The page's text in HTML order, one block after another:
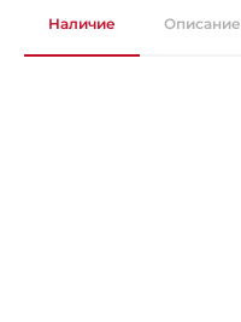
Наличие Описание